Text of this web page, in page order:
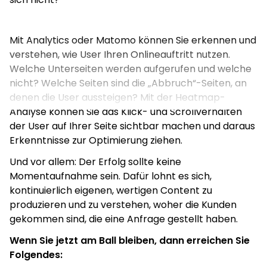
Generische Suchanfragen zu bekommen, ist ein
Weg. Wenn dies unmöglich erscheint, aufgrund des
Wettbewerbs oder weil Ihre potentiellen Kunden
noch gar nicht wissen, dass es Ihre Lösung
überhaupt gibt, dann gibt es noch genügend weitere
Wege zum Ziel. Kommt der Prophet nicht zum Berg,
geben wir dem Berg halt einen Ruck. SEO ist zwar
eine kontinuierliche, komplexe und zeitintensive
regionalen Suchanfragen.
EXKURS SEA / Online-Werbung
GOOGLE ADWORDS – SEARCH & DISPLAY
Bei Google Search Kampagnen schalten Sie auf
bestimmte Suchbegriffe, sogenannte „Keyword“-
Mit Analytics oder Matomo können Sie erkennen und
verstehen, wie User Ihren Onlineauftritt nutzen.
Welche Unterseiten werden aufgerufen und welche
nicht? Welche Seiten sind die „Abbruch“-Seiten, an
denen die User aussteigen? Mit der Heatmap-
Analyse können Sie das Klick- und Scrollverhalten
der User auf Ihrer Seite sichtbar machen und daraus
Erkenntnisse zur Optimierung ziehen.
Und vor allem: Der Erfolg sollte keine
Momentaufnahme sein. Dafür lohnt es sich,
kontinuierlich eigenen, wertigen Content zu
produzieren und zu verstehen, woher die Kunden
gekommen sind, die eine Anfrage gestellt haben.
Wenn Sie jetzt am Ball bleiben, dann erreichen Sie
Folgendes: